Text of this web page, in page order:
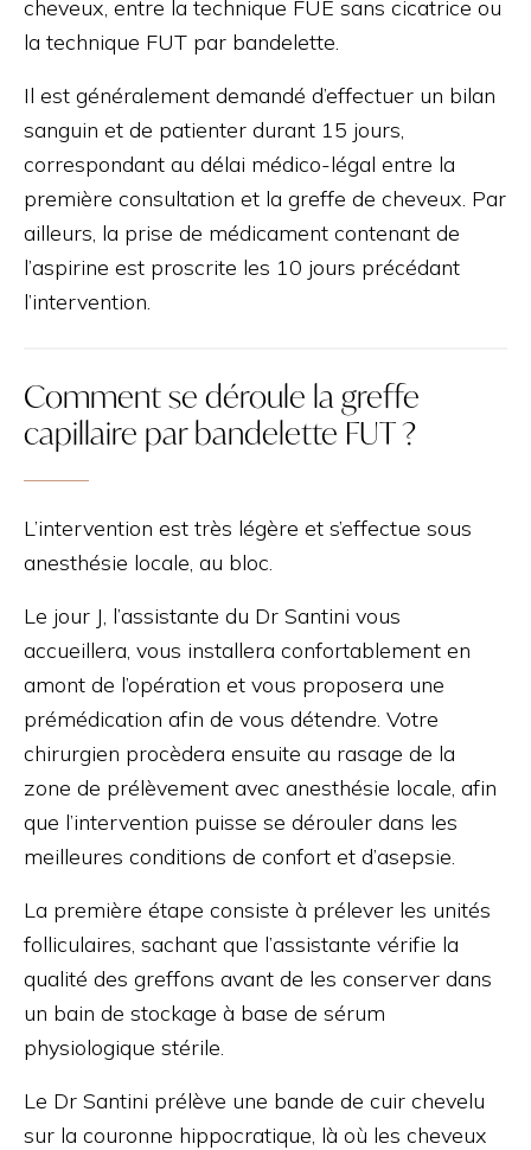
cheveux, entre la technique FUE sans cicatrice ou
la technique FUT par bandelette.
Il est généralement demandé d’effectuer un bilan
sanguin et de patienter durant 15 jours,
correspondant au délai médico-légal entre la
première consultation et la greffe de cheveux. Par
ailleurs, la prise de médicament contenant de
l’aspirine est proscrite les 10 jours précédant
l’intervention.
Comment se déroule la greffe
capillaire par bandelette FUT ?
L’intervention est très légère et s’effectue sous
anesthésie locale, au bloc.
Le jour J, l’assistante du Dr Santini vous
accueillera, vous installera confortablement en
amont de l’opération et vous proposera une
prémédication afin de vous détendre. Votre
chirurgien procèdera ensuite au rasage de la
zone de prélèvement avec anesthésie locale, afin
que l’intervention puisse se dérouler dans les
meilleures conditions de confort et d’asepsie.
La première étape consiste à prélever les unités
folliculaires, sachant que l’assistante vérifie la
qualité des greffons avant de les conserver dans
un bain de stockage à base de sérum
physiologique stérile.
Le Dr Santini prélève une bande de cuir chevelu
sur la couronne hippocratique, là où les cheveux